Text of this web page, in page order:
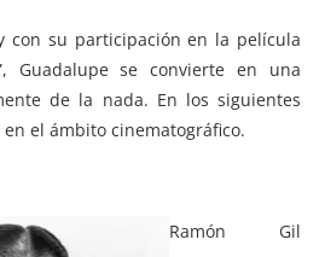
con su participación en la película
Guadalupe se convierte en una
de la nada. En los siguientes
el ámbito cinematográfico.
Ramón Gil